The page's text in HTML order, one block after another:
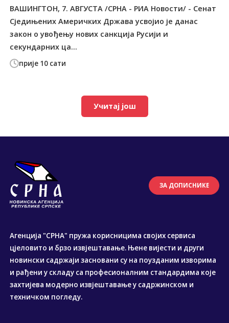
прије 10 сати
ВАШИНГТОН, 7. АВГУСТА /СРНА - РИА Новости/ - Сенат
Сједињених Америчких Држава усвојио је данас
закон о увођењу нових санкција Русији и
секундарних ца...
Учитај још
ЗА ДОПИСНИКЕ
Агенција "СРНА" пружа корисницима својих сервиса
цјеловито и брзо извјештавање. Њене вијести и други
новински садржаји засновани су на поузданим изворима
и рађени у складу са професионалним стандардима које
захтијева модерно извјештавање у садржинском и
техничком погледу.